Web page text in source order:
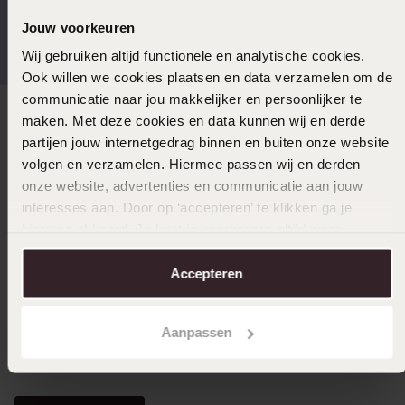
Jouw voorkeuren
Wij gebruiken altijd functionele en analytische cookies.
Ook willen we cookies plaatsen en data verzamelen om de
communicatie naar jou makkelijker en persoonlijker te
maken. Met deze cookies en data kunnen wij en derde
partijen jouw internetgedrag binnen en buiten onze website
volgen en verzamelen. Hiermee passen wij en derden
onze website, advertenties en communicatie aan jouw
interesses aan. Door op ‘accepteren’ te klikken ga je
aanpassen. Lees er meer over in onscookiebeleid.
Accepteren
Aanpassen
Gratis verzending vanaf
Direct naar
Over Lucardi
Klantendienst